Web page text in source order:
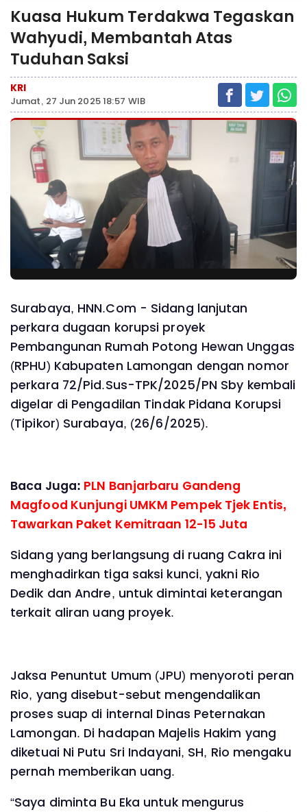
Kuasa Hukum Terdakwa Tegaskan
Wahyudi, Membantah Atas
Tuduhan Saksi
KRI
Jumat, 27 Jun 2025 18:57 WIB
Surabaya, HNN.Com - Sidang lanjutan
perkara dugaan korupsi proyek
Pembangunan Rumah Potong Hewan Unggas
(RPHU) Kabupaten Lamongan dengan nomor
perkara 72/Pid.Sus-TPK/2025/PN Sby kembali
digelar di Pengadilan Tindak Pidana Korupsi
(Tipikor) Surabaya, (26/6/2025).
Baca Juga: PLN Banjarbaru Gandeng
Magfood Kunjungi UMKM Pempek Tjek Entis,
Tawarkan Paket Kemitraan 12-15 Juta
Sidang yang berlangsung di ruang Cakra ini
menghadirkan tiga saksi kunci, yakni Rio
Dedik dan Andre, untuk dimintai keterangan
terkait aliran uang proyek.
Jaksa Penuntut Umum (JPU) menyoroti peran
Rio, yang disebut-sebut mengendalikan
proses suap di internal Dinas Peternakan
Lamongan. Di hadapan Majelis Hakim yang
diketuai Ni Putu Sri Indayani, SH, Rio mengaku
pernah memberikan uang.
“Saya diminta Bu Eka untuk mengurus